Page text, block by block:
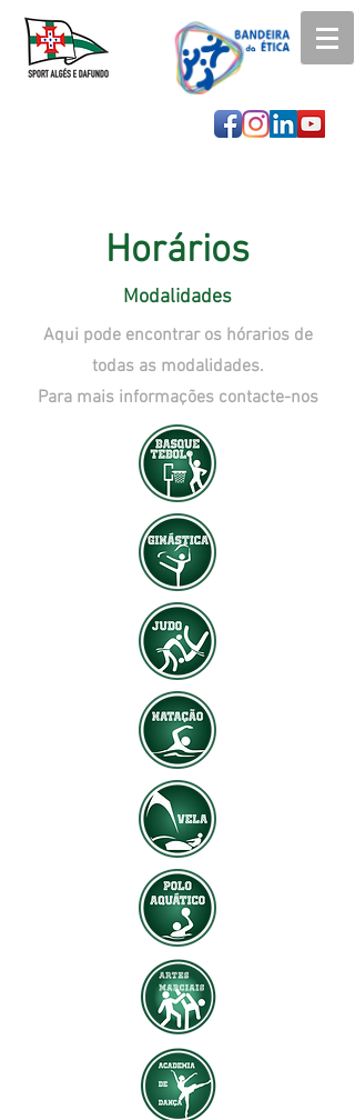
Horários
Modalidades
Aqui pode encontrar os hórarios de
todas as modalidades.
Para mais informações contacte-nos